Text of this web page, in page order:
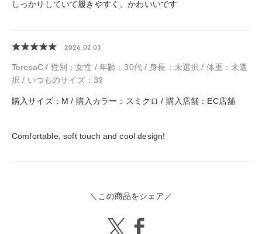
しっかりしていて履きやすく、かわいいです
2026.02.03
TeresaC / 性別：女性 / 年齢：30代 / 身長：未選択 / 体重：未選
択 / いつものサイズ：39
購入サイズ：M / 購入カラー：スミクロ / 購入店舗：EC店舗
Comfortable, soft touch and cool design!
＼この商品をシェア／